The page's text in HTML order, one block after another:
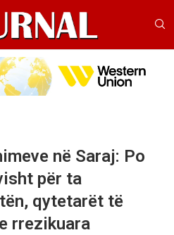
në Saraj: Po
për ta
qytetarët të
rrezikuara